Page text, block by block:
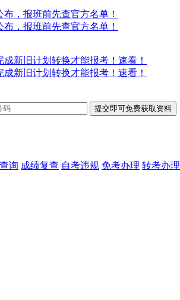
，报班前先查官方名单！
，报班前先查官方名单！
新旧计划转换才能报考！速看！
新旧计划转换才能报考！速看！
询 成绩复查 自考违规 免考办理 转考办理